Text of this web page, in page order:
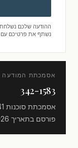
ההודעה שלכם
נשתף את פרטיכם עם
אסמכתת המודעה
342-1583
אסמכתת סוכנות
פורסם בתאריך